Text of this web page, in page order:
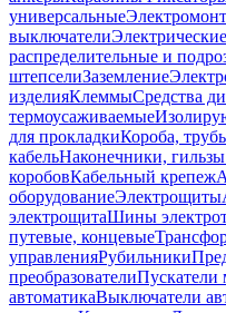
универсальные
выключатели
распределительные и
штепселиЗаземление
изделияКлеммыСредства
термоусаживаемые
для прокладкиКороба,
кабельНаконечники,
коробовКабельный крепеж
оборудованиеЭлектрощиты
электрощитаШины
путевые, концевые
управленияРубильники
преобразователиПускатели
автоматикаВыключатели